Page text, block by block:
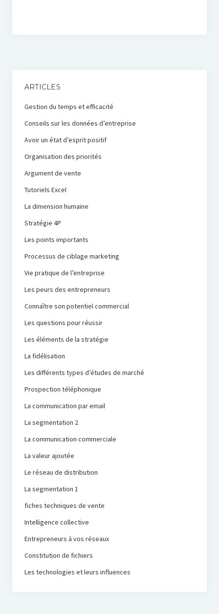
ARTICLES
Gestion du temps et efficacité
Conseils sur les données d’entreprise
Avoir un état d’esprit positif
Organisation des priorités
Argument de vente
Tutoriels Excel
La dimension humaine
Stratégie 4P
Les points importants
Processus de ciblage marketing
Vie pratique de l’entreprise
Les peurs des entrepreneurs
Connaître son potentiel commercial
Les questions pour réussir
Les éléments de la stratégie
La fidélisation
Les différents types d’études de marché
Prospection téléphonique
La communication par email
La segmentation 2
La communication commerciale
La valeur ajoutée
Le réseau de distribution
La segmentation 1
fiches techniques de vente
Intelligence collective
Entrepreneurs à vos réseaux
Constitution de fichiers
Les technologies et leurs influences